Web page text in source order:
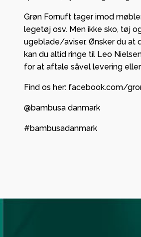
Grøn Fornuft tager imod
legetøj osv. Men ikke sko, tøj
ugeblade/aviser. Ønsker du at
kan du altid ringe til Leo
for at aftale såvel levering
Find os her: facebook.com/
@bambusa danmark
#bambusadanmark